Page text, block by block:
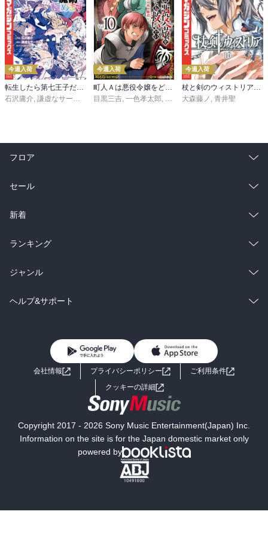
今週入荷
転生したら第七王子だったので、気ままに魔術を極めます（２４）
石沢庸介, 謙虚なサークル メル。
今週入荷
町人Ａは悪役令嬢をどうしても救いたい ～どぶと空と氷の姫君～１０【電子書店共通特典イラスト付】
目黒三吉, 一色孝太郎, Parum
今週入荷
杖と剣のウィストリア（１６）
大森藤ノ , 青井聖
フロア
総合
ラノベ
雑誌・グラビア
BL・TL
セール
総合
ラノベ
雑誌・グラビア
BL・TL
新着
総合
ラノベ
雑誌・グラビア
ランキング
総合
ラノベ
ジャンル
コミック
ライトノベル 男子向けラノベ
小説
海外小説
ミステリー SF
文学
ヘルプ&サポート
よくあるご質問 お問い合わせ
会社情報 プライバシーポリシー
ご利用条件
クッキーの詳細
Copyright 2017 - 2026 Sony Music Entertainment(Japan) Inc.
Information on the site is for the Japan domestic market only
powered by